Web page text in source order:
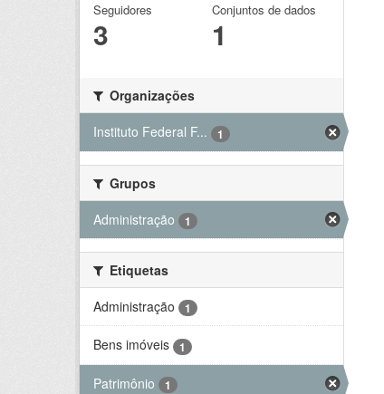
Seguidores
3
Conjuntos de dados
1
Organizações
Instituto Federal F...
1
Grupos
Administração
1
Etiquetas
Administração
1
Bens imóveis 1
Patrimônio 1